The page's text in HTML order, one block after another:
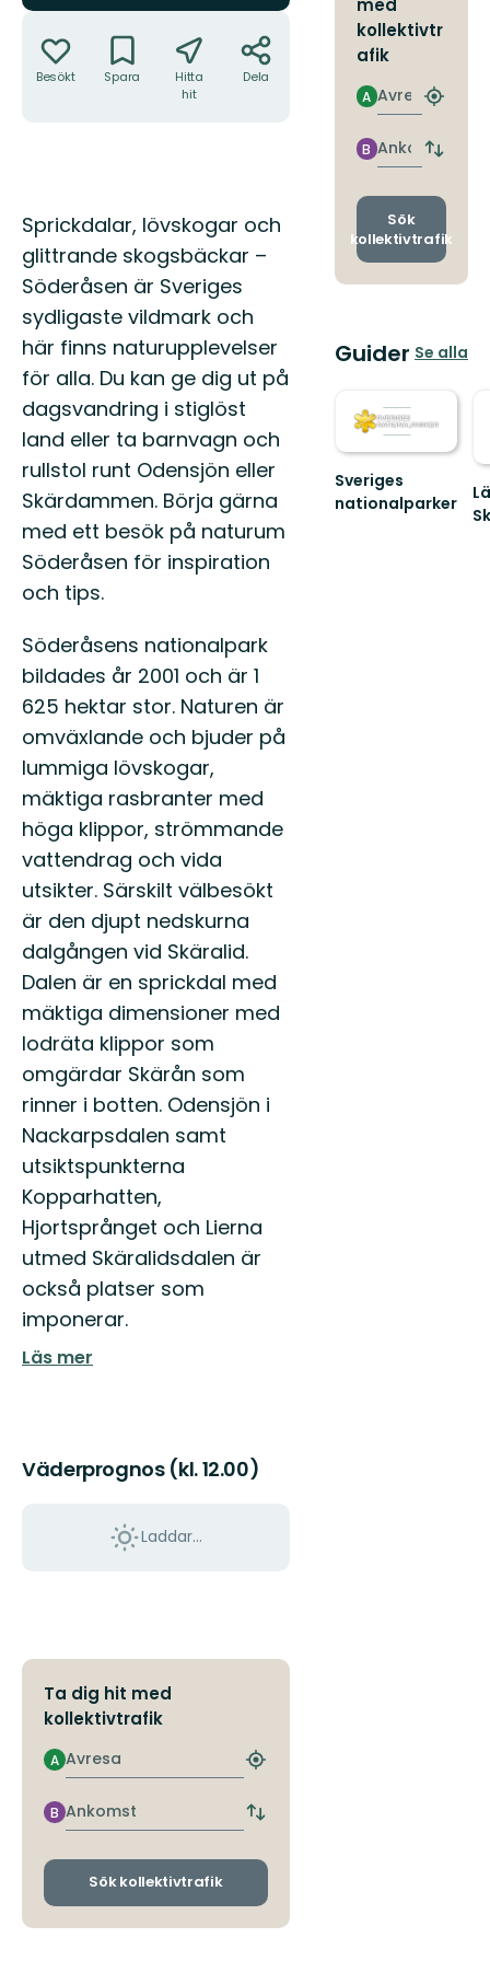
Besökt Spara
Hitta
hit
Dela
Beskrivning
Sprickdalar, lövskogar och
glittrande skogsbäckar –
Söderåsen är Sveriges
sydligaste vildmark och
här finns naturupplevelser
för alla. Du kan ge dig ut på
dagsvandring i stiglöst
land eller ta barnvagn och
rullstol runt Odensjön eller
Skärdammen. Börja gärna
med ett besök på naturum
Söderåsen för inspiration
och tips.
Söderåsens nationalpark
bildades år 2001 och är 1
625 hektar stor. Naturen är
omväxlande och bjuder på
lummiga lövskogar,
mäktiga rasbranter med
höga klippor, strömmande
vattendrag och vida
utsikter. Särskilt välbesökt
är den djupt nedskurna
dalgången vid Skäralid.
Dalen är en sprickdal med
mäktiga dimensioner med
lodräta klippor som
omgärdar Skärån som
rinner i botten. Odensjön i
Nackarpsdalen samt
utsiktspunkterna
Kopparhatten,
Hjortsprånget och Lierna
utmed Skäralidsdalen är
också platser som
imponerar.
Läs mer
Väderprognos (kl. 12.00)
Laddar...
Ta dig hit med
kollektivtrafik
Avresa
A
Hitta
hållplats
Ankomst
B
Byt
och
Sök kollektivtrafik
med
kollektivtr
afik
Avresa
A
Hitta
Ankomst
B
Byt
och
Sök
kollektivtrafik
Guider Se alla
Sveriges
nationalparker